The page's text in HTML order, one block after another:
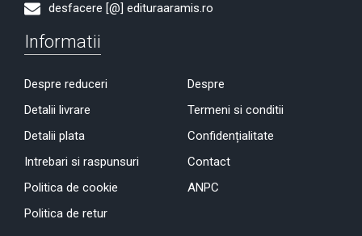
desfacere [@] edituraaramis.ro
Informatii
Despre reduceri
Detalii livrare
Detalii plata
Intrebari si raspunsuri
Politica de cookie
Politica de retur
Despre
Termeni si conditii
Confidențialitate
Contact
ANPC